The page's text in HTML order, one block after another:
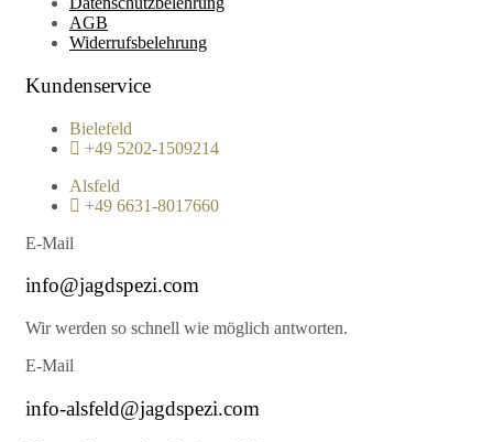
AGB
Widerrufsbelehrung
Kundenservice
Bielefeld
+49 5202-1509214
Alsfeld
+49 6631-8017660
E-Mail
info@jagdspezi.com
Wir werden so schnell wie möglich antworten.
E-Mail
info-alsfeld@jagdspezi.com